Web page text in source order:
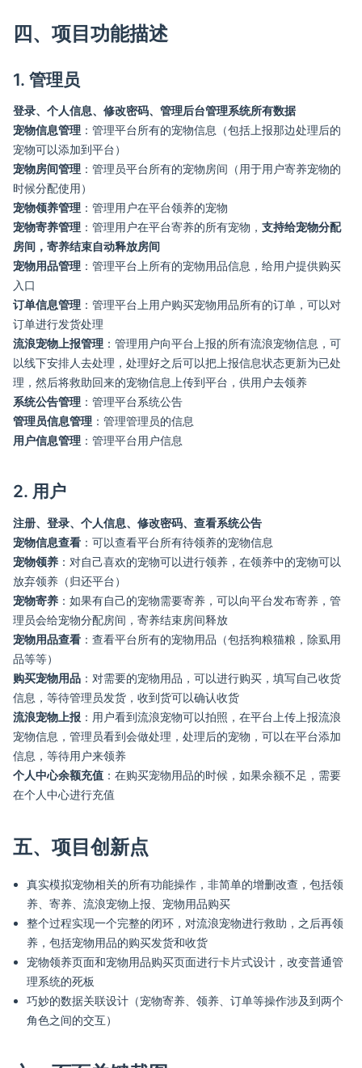
四、项目功能描述
1. 管理员
登录、个人信息、修改密码、管理后台管理系统所有数据
宠物信息管理 ：管理平台所有的宠物信息（包括上报那边处理后的
宠物可以添加到平台）
宠物房间管理 ：管理员平台所有的宠物房间（用于用户寄养宠物的
时候分配使用）
宠物领养管理 ：管理用户在平台领养的宠物
宠物寄养管理 ：管理用户在平台寄养的所有宠物， 支持给宠物分配
房间，寄养结束自动释放房间
宠物用品管理 ：管理平台上所有的宠物用品信息，给用户提供购买
入口
订单信息管理 ：管理平台上用户购买宠物用品所有的订单，可以对
订单进行发货处理
流浪宠物上报管理 ：管理用户向平台上报的所有流浪宠物信息，可
以线下安排人去处理，处理好之后可以把上报信息状态更新为已处
理，然后将救助回来的宠物信息上传到平台，供用户去领养
系统公告管理 ：管理平台系统公告
管理员信息管理 ：管理管理员的信息
用户信息管理 ：管理平台用户信息
2. 用户
注册、登录、个人信息、修改密码、查看系统公告
宠物信息查看 ：可以查看平台所有待领养的宠物信息
宠物领养 ：对自己喜欢的宠物可以进行领养，在领养中的宠物可以
放弃领养（归还平台）
宠物寄养 ：如果有自己的宠物需要寄养，可以向平台发布寄养，管
理员会给宠物分配房间，寄养结束房间释放
宠物用品查看 ：查看平台所有的宠物用品（包括狗粮猫粮，除虱用
品等等）
购买宠物用品 ：对需要的宠物用品，可以进行购买，填写自己收货
信息，等待管理员发货，收到货可以确认收货
流浪宠物上报 ：用户看到流浪宠物可以拍照，在平台上传上报流浪
宠物信息，管理员看到会做处理，处理后的宠物，可以在平台添加
信息，等待用户来领养
个人中心余额充值 ：在购买宠物用品的时候，如果余额不足，需要
在个人中心进行充值
五、项目创新点
真实模拟宠物相关的所有功能操作，非简单的增删改查，包括领
养、寄养、流浪宠物上报、宠物用品购买
整个过程实现一个完整的闭环，对流浪宠物进行救助，之后再领
养，包括宠物用品的购买发货和收货
宠物领养页面和宠物用品购买页面进行卡片式设计，改变普通管
理系统的死板
巧妙的数据关联设计（宠物寄养、领养、订单等操作涉及到两个
角色之间的交互）